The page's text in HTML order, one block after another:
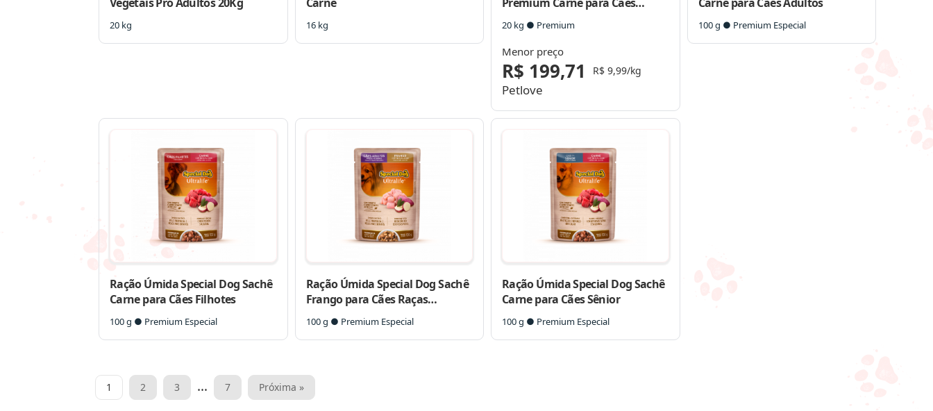
20 kg 16 kg
Filhotes
20 kg ● Premium
Menor preço
R$ 199,71 R$ 9,99/kg
Petlove
100 g ● Premium Especial
Ração Úmida Special Dog Sachê
Carne para Cães Filhotes
100 g ● Premium Especial
Ração Úmida Special Dog Sachê
Frango para Cães Raças
Pequenas
100 g ● Premium Especial
Ração Úmida Special Dog Sachê
Carne para Cães Sênior
100 g ● Premium Especial
Paginação
1 2 3 … 7 Próxima »